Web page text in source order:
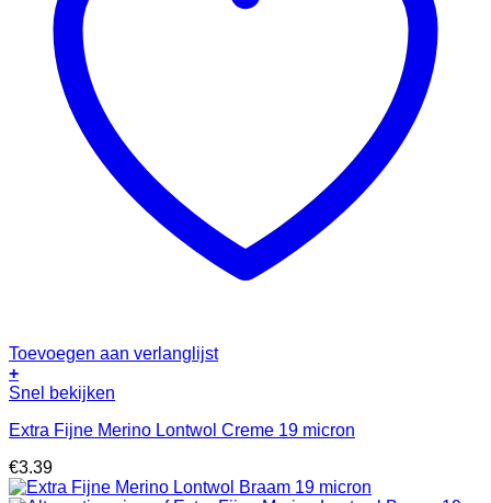
Toevoegen aan verlanglijst
+
Snel bekijken
Extra Fijne Merino Lontwol Creme 19 micron
€3.39